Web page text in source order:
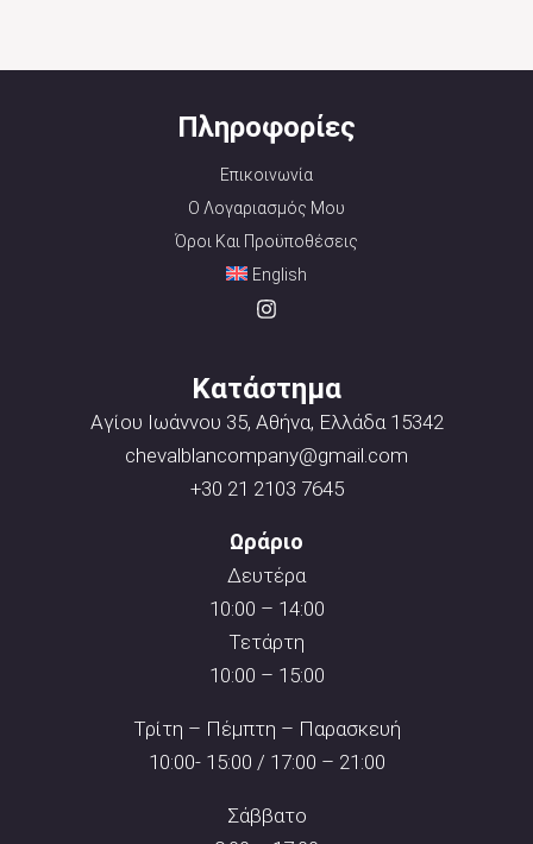
Πληροφορίες
Επικοινωνία
Ο Λογαριασμός Μου
Όροι Και Προϋποθέσεις
English
Κατάστημα
Αγίου Ιωάννου 35, Αθήνα, Ελλάδα 15342
chevalblancompany@gmail.com
+30 21 2103 7645
Ωράριο
Δευτέρα
10:00 – 14:00
Τετάρτη
10:00 – 15:00
Τρίτη – Πέμπτη – Παρασκευή
10:00- 15:00 / 17:00 – 21:00
Σάββατο